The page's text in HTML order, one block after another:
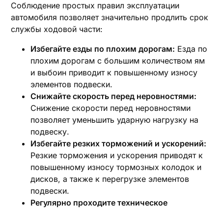
Соблюдение простых правил эксплуатации
автомобиля позволяет значительно продлить срок
службы ходовой части:
Избегайте езды по плохим дорогам: Езда по
плохим дорогам с большим количеством ям
и выбоин приводит к повышенному износу
элементов подвески.
Снижайте скорость перед неровностями:
Снижение скорости перед неровностями
позволяет уменьшить ударную нагрузку на
подвеску.
Избегайте резких торможений и ускорений:
Резкие торможения и ускорения приводят к
повышенному износу тормозных колодок и
дисков, а также к перегрузке элементов
подвески.
Регулярно проходите техническое